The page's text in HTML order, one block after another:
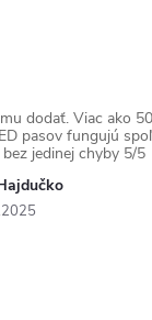
dodať. Viac ako
pasov fungujú
jedinej chyby 5/5